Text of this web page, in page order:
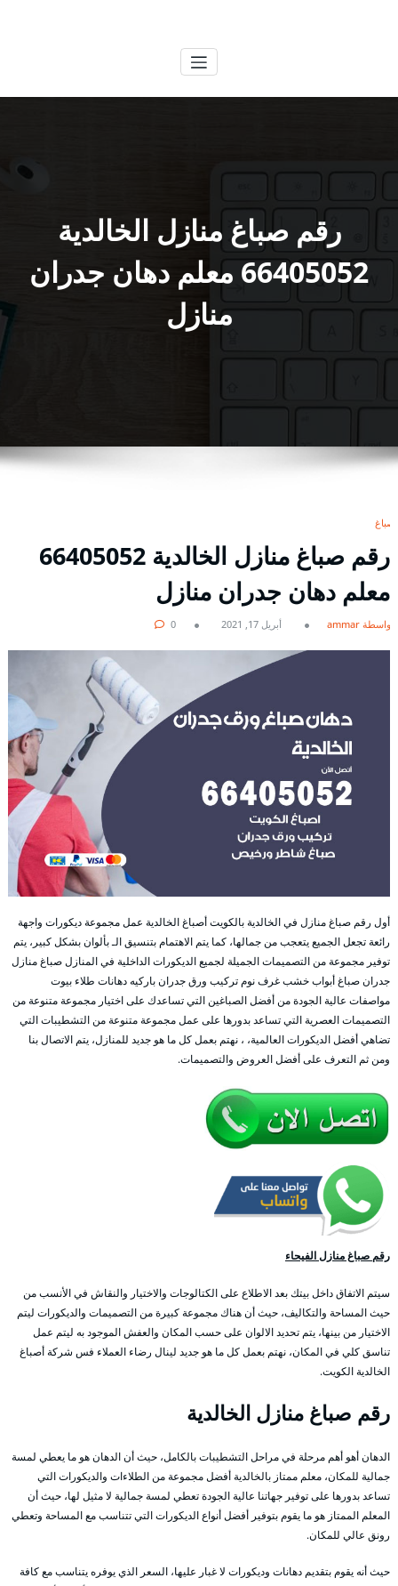
رقم صباغ منازل الخالدية
66405052 معلم دهان جدران
منازل
صباغ
رقم صباغ منازل الخالدية 66405052
معلم دهان جدران منازل
بواسطة ammar أبريل 17, 2021 0
أول رقم صباغ منازل في الخالدية بالكويت أصباغ الخالدية عمل مجموعة ديكورات واجهة
رائعة تجعل الجميع يتعجب من جمالها، كما يتم الاهتمام بتنسيق الـ بألوان بشكل كبير، يتم
توفير مجموعة من التصميمات الجميلة لجميع الديكورات الداخلية في المنازل صباغ منازل
جدران صباغ أبواب خشب غرف نوم تركيب ورق جدران باركيه دهانات طلاء بيوت
مواصفات عالية الجودة من أفضل الصباغين التي تساعدك على اختيار مجموعة متنوعة من
التصميمات العصرية التي تساعد بدورها على عمل مجموعة متنوعة من التشطيبات التي
تضاهي أفضل الديكورات العالمية، ، نهتم بعمل كل ما هو جديد للمنازل، يتم الاتصال بنا
ومن ثم التعرف على أفضل العروض والتصميمات.
رقم صباغ منازل الفيحاء
سيتم الاتفاق داخل بيتك بعد الاطلاع على الكتالوجات والاختيار والنقاش في الأنسب من
حيث المساحة والتكاليف، حيث أن هناك مجموعة كبيرة من التصميمات والديكورات ليتم
الاختيار من بينها، يتم تحديد الالوان على حسب المكان والعفش الموجود به ليتم عمل
تناسق كلي في المكان، نهتم بعمل كل ما هو جديد لينال رضاء العملاء فس شركة أصباغ
الخالدية الكويت.
رقم صباغ منازل الخالدية
الدهان أهو أهم مرحلة في مراحل التشطيبات بالكامل، حيث أن الدهان هو ما يعطي لمسة
جمالية للمكان، معلم ممتاز بالخالدية أفضل مجموعة من الطلاءات والديكورات التي
تساعد بدورها على توفير جهاتنا عالية الجودة تعطي لمسة جمالية لا مثيل لها، حيث أن
المعلم الممتاز هو ما يقوم بتوفير أفضل أنواع الديكورات التي تتناسب مع المساحة وتعطي
رونق عالي للمكان.
حيث أنه يقوم بتقديم دهانات وديكورات لا غبار عليها، السعر الذي يوفره يتناسب مع كافة